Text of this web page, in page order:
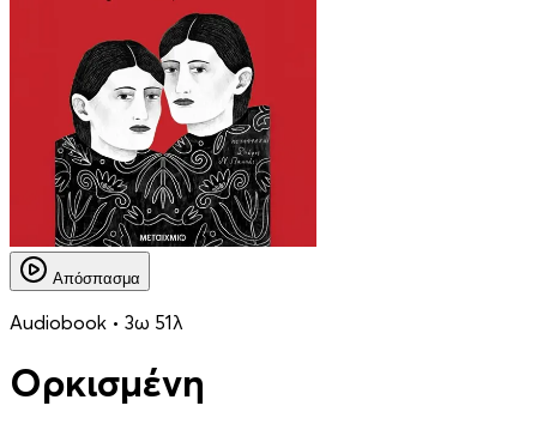
Απόσπασμα
Audiobook • 3ω 51λ
Ορκισμένη